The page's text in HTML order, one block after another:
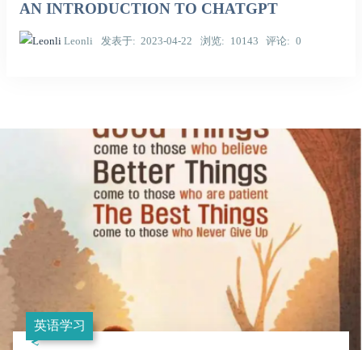
AN INTRODUCTION TO CHATGPT
Leonli 发表于 2023-04-22 浏览 10143 评论 0
英语学习